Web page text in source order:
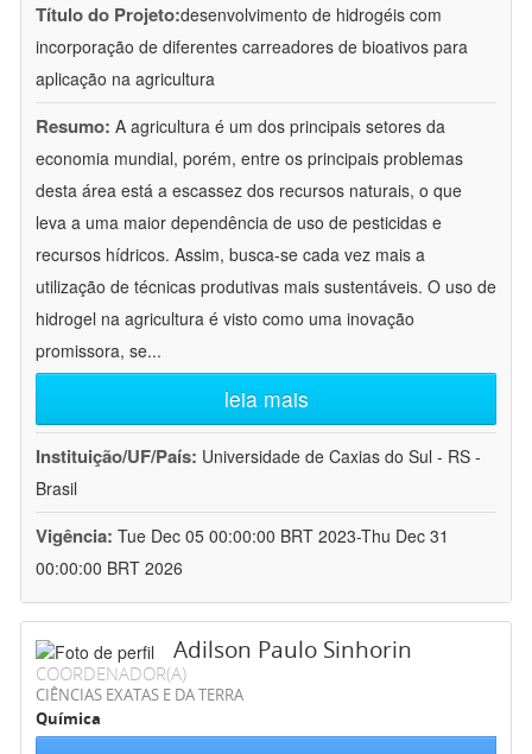
Título do Projeto:desenvolvimento de hidrogéis com
incorporação de diferentes carreadores de bioativos para
aplicação na agricultura
Resumo: A agricultura é um dos principais setores da
economia mundial, porém, entre os principais problemas
desta área está a escassez dos recursos naturais, o que
leva a uma maior dependência de uso de pesticidas e
recursos hídricos. Assim, busca-se cada vez mais a
utilização de técnicas produtivas mais sustentáveis. O uso de
hidrogel na agricultura é visto como uma inovação
promissora, se...
leia mais
Instituição/UF/País: Universidade de Caxias do Sul - RS -
Brasil
Vigência: Tue Dec 05 00:00:00 BRT 2023-Thu Dec 31
00:00:00 BRT 2026
Adilson Paulo Sinhorin
COORDENADOR(A)
CIÊNCIAS EXATAS E DA TERRA
Química